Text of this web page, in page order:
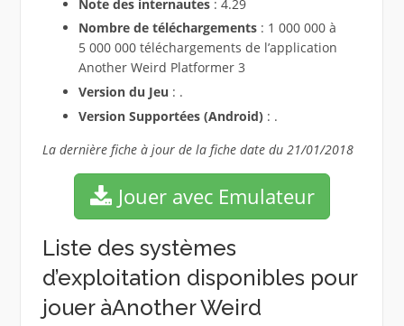
Note des internautes: 4.29
Nombre de téléchargements : 1 000 000 à
5 000 000 téléchargements de l’application
Another Weird Platformer 3
Version du Jeu : .
Version Supportées (Android): .
La dernière fiche à jour de la fiche date du 21/01/2018
Jouer avec Emulateur
Liste des systèmes
d’exploitation disponibles pour
jouer àAnother Weird